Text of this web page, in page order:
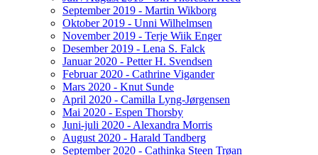
September 2019 - Martin Wikborg
Oktober 2019 - Unni Wilhelmsen
November 2019 - Terje Wiik Enger
Desember 2019 - Lena S. Falck
Januar 2020 - Petter H. Svendsen
Februar 2020 - Cathrine Vigander
Mars 2020 - Knut Sunde
April 2020 - Camilla Lyng-Jørgensen
Mai 2020 - Espen Thorsby
Juni-juli 2020 - Alexandra Morris
August 2020 - Harald Tandberg
September 2020 - Cathinka Steen Trøan